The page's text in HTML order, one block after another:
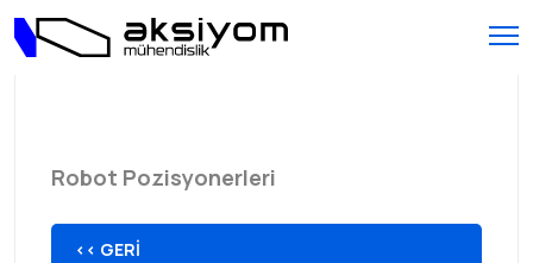
Robot Pozisyonerleri
<< GERİ